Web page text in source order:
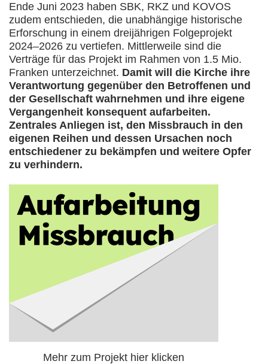
Ende Juni 2023 haben SBK, RKZ und KOVOS
zudem entschieden, die unabhängige historische
Erforschung in einem dreijährigen Folgeprojekt
2024–2026 zu vertiefen. Mittlerweile sind die
Verträge für das Projekt im Rahmen von 1.5 Mio.
Franken unterzeichnet. Damit will die Kirche ihre
Verantwortung gegenüber den Betroffenen und
der Gesellschaft wahrnehmen und ihre eigene
Vergangenheit konsequent aufarbeiten.
Zentrales Anliegen ist, den Missbrauch in den
eigenen Reihen und dessen Ursachen noch
entschiedener zu bekämpfen und weitere Opfer
zu verhindern.
Mehr zum Projekt hier klicken